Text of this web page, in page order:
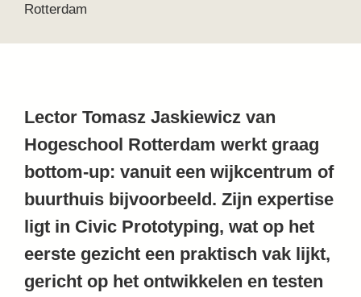
Rotterdam
Lector Tomasz Jaskiewicz van
Hogeschool Rotterdam werkt graag
bottom-up: vanuit een wijkcentrum of
buurthuis bijvoorbeeld. Zijn expertise
ligt in Civic Prototyping, wat op het
eerste gezicht een praktisch vak lijkt,
gericht op het ontwikkelen en testen